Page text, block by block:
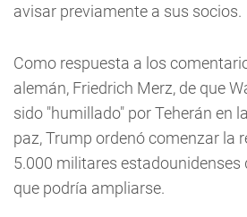
avisar previamente a sus socios.
Como respuesta a los
alemán, Friedrich Merz, de que
sido "humillado" por Teherán en
paz, Trump ordenó comenzar la
5.000 militares estadounidenses
que podría ampliarse.